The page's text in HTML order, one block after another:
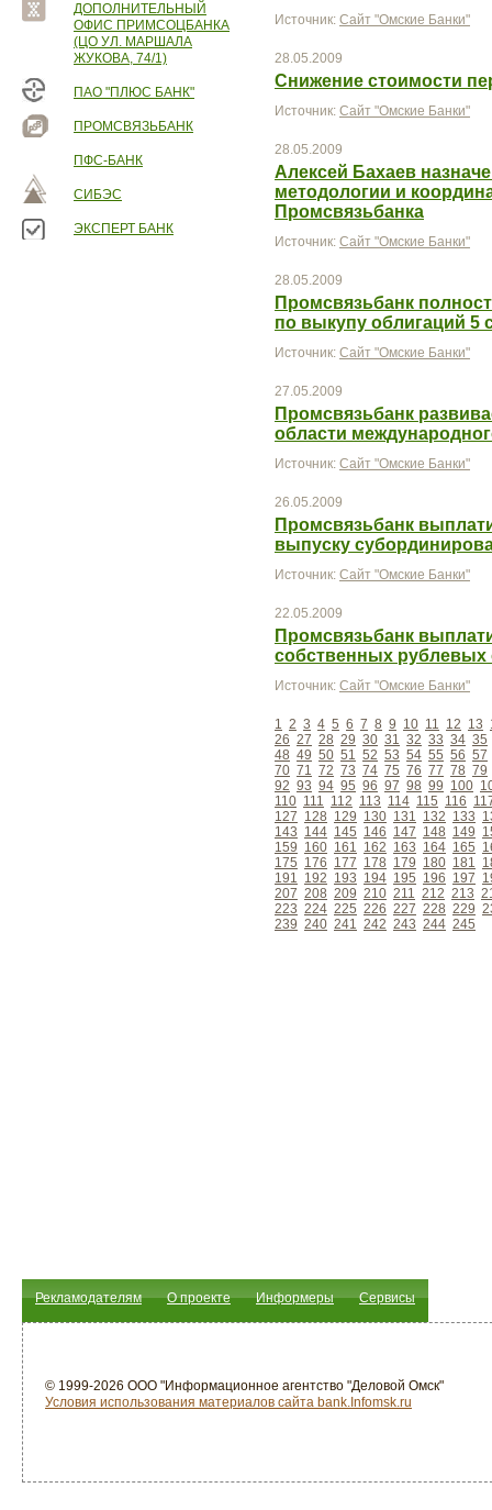
ДОПОЛНИТЕЛЬНЫЙ
ОФИС ПРИМСОЦБАНКА
(ЦО УЛ. МАРШАЛА
ЖУКОВА, 74/1)
ПАО "ПЛЮС БАНК"
ПРОМСВЯЗЬБАНК
ПФС-БАНК
СИБЭС
ЭКСПЕРТ БАНК
Источник: Сайт "Омские Банки"
28.05.2009
Снижение стоимости
Источник: Сайт "Омские Банки"
28.05.2009
Алексей Бахаев
методологии и
Промсвязьбанка
Источник: Сайт "Омские Банки"
28.05.2009
Промсвязьбанк
по выкупу облигаций 5
Источник: Сайт "Омские Банки"
27.05.2009
Промсвязьбанк
области
Источник: Сайт "Омские Банки"
26.05.2009
Промсвязьбанк
выпуску
Источник: Сайт "Омские Банки"
22.05.2009
Промсвязьбанк
собственных рублевых
Источник: Сайт "Омские Банки"
1 2 3 4 5 6 7 8 9 10 11 12 13
26 27 28 29 30 31 32 33 34 35
48 49 50 51 52 53 54 55 56 57
70 71 72 73 74 75 76 77 78 79
92 93 94 95 96 97 98 99 100
110 111 112 113 114 115 116
127 128 129 130 131 132 133
143 144 145 146 147 148 149
159 160 161 162 163 164 165
175 176 177 178 179 180 181
191 192 193 194 195 196 197
207 208 209 210 211 212 213
223 224 225 226 227 228 229
239 240 241 242 243 244 245
Рекламодателям О проекте Информеры Сервисы
© 1999-2026 ООО "Информационное агентство "Деловой Омск"
Условия использования материалов сайта bank.Infomsk.ru